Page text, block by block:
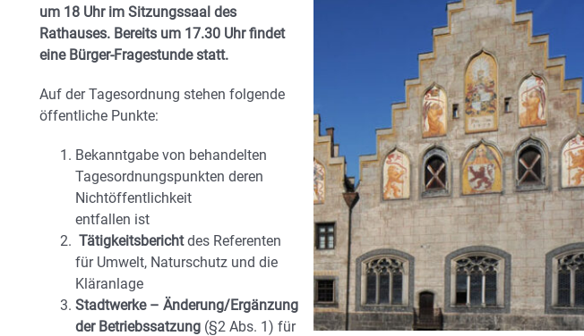
um 18 Uhr im Sitzungssaal des
Rathauses. Bereits um 17.30 Uhr findet
eine Bürger-Fragestunde statt.
Auf der Tagesordnung stehen folgende
öffentliche Punkte:
Bekanntgabe von behandelten
Tagesordnungspunkten deren
Nichtöffentlichkeit
entfallen ist
Tätigkeitsberichtdes Referenten
für Umwelt, Naturschutz und die
Kläranlage
Stadtwerke – Änderung/Ergänzung
der Betriebssatzung (§2 Abs. 1) für